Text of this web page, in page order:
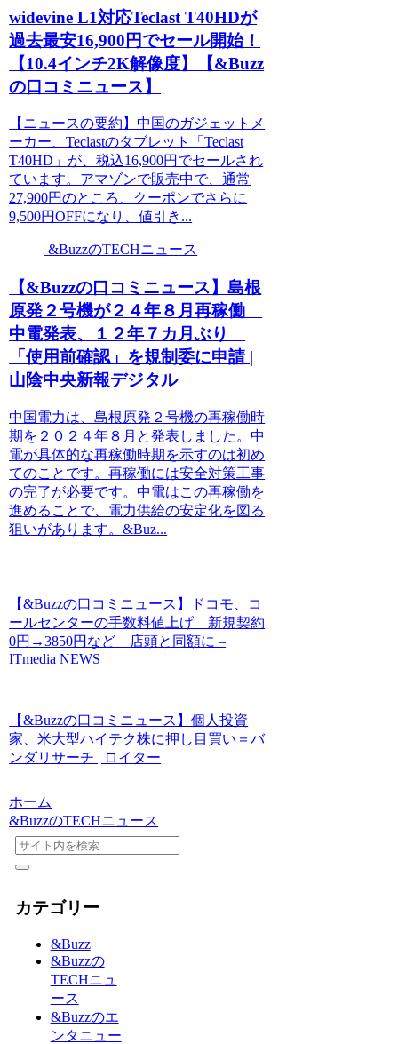
widevine L1対応Teclast T40HDが
過去最安16,900円でセール開始！
【10.4インチ2K解像度】【&Buzz
の口コミニュース】
【ニュースの要約】中国のガジェットメ
ーカー、Teclastのタブレット「Teclast
T40HD」が、税込16,900円でセールされ
ています。アマゾンで販売中で、通常
27,900円のところ、クーポンでさらに
9,500円OFFになり、値引き...
&BuzzのTECHニュース
【&Buzzの口コミニュース】島根
原発２号機が２４年８月再稼働
中電発表、１２年７カ月ぶり
「使用前確認」を規制委に申請 |
山陰中央新報デジタル
中国電力は、島根原発２号機の再稼働時
期を２０２４年８月と発表しました。中
電が具体的な再稼働時期を示すのは初め
てのことです。再稼働には安全対策工事
の完了が必要です。中電はこの再稼働を
進めることで、電力供給の安定化を図る
狙いがあります。&Buz...
【&Buzzの口コミニュース】ドコモ、コ
ールセンターの手数料値上げ 新規契約
0円→3850円など 店頭と同額に –
ITmedia NEWS
【&Buzzの口コミニュース】個人投資
家、米大型ハイテク株に押し目買い＝バ
ンダリサーチ | ロイター
ホーム
&BuzzのTECHニュース
カテゴリー
&Buzz
&Buzzの
TECHニュ
ース
&Buzzのエ
ンタニュー